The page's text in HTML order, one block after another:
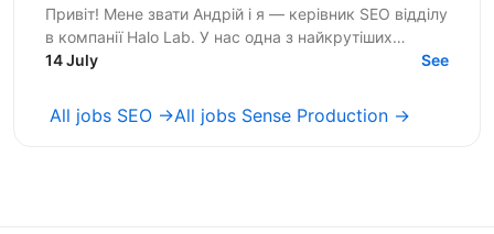
Привіт! Мене звати Андрій і я — керівник SEO відділу
в компанії Halo Lab. У нас одна з найкрутіших
дизайн команд в Україні і цей факт підкріплений
14 July See
All jobs SEO →All jobs Sense Production →